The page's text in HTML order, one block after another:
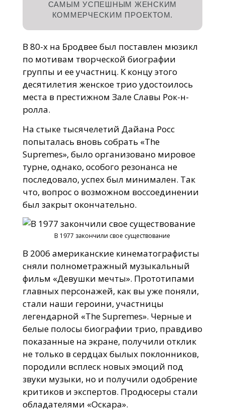
САМЫМ УСПЕШНЫМ ЖЕНСКИМ
КОММЕРЧЕСКИМ ПРОЕКТОМ.
В 80-х на Бродвее был поставлен мюзикл
по мотивам творческой биографии
группы и ее участниц. К концу этого
десятилетия женское трио удостоилось
места в престижном Зале Славы Рок-н-
ролла.
На стыке тысячелетий Дайана Росс
попыталась вновь собрать «The
Supremes», было организовано мировое
турне, однако, особого резонанса не
последовало, успех был минимален. Так
что, вопрос о возможном воссоединении
был закрыт окончательно.
В 1977 закончили свое существование
В 2006 американские кинематографисты
сняли полнометражный музыкальный
фильм «Девушки мечты». Прототипами
главных персонажей, как вы уже поняли,
стали наши героини, участницы
легендарной «The Supremes». Черные и
белые полосы биографии трио, правдиво
показанные на экране, получили отклик
не только в сердцах былых поклонников,
породили всплеск новых эмоций под
звуки музыки, но и получили одобрение
критиков и экспертов. Продюсеры стали
обладателями «Оскара».